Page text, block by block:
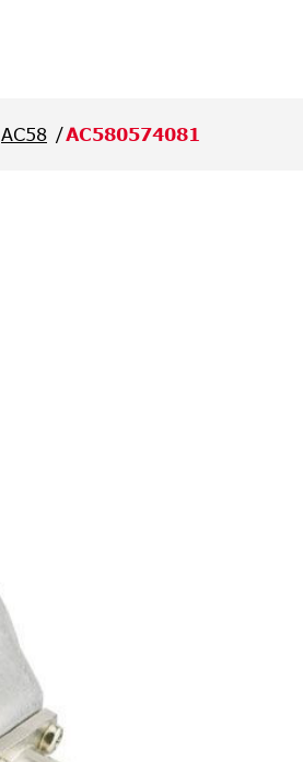
AC58 AC580574081